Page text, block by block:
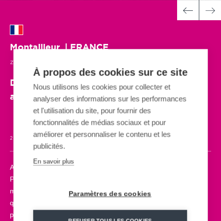
Montailleur | FRANCE
ZIP LINE
Des bases de loisirs nautiques toujours plus
attractives
2 ZIP LINES 180 & 175 m 7% & 5% CLÉ EN MAIN ADRÉNALINE
Avec près d’une dizaine de bases nautiques et de loisirs, WAM
PARK est un acteur incontournable des centres d’activités
multiples en plein air. C’est sur la base d’Albertville en Savoie
que MND a installé deux tyroliennes pour survoler la base; une
première pour les concepts WAM PARK ! Une tyrolienne à faire
À propos des cookies sur ce site
Nous utilisons les cookies pour collecter et
analyser des informations sur les performances
et l'utilisation du site, pour fournir des
fonctionnalités de médias sociaux et pour
améliorer et personnaliser le contenu et les
publicités.
En savoir plus
Paramètres des cookies